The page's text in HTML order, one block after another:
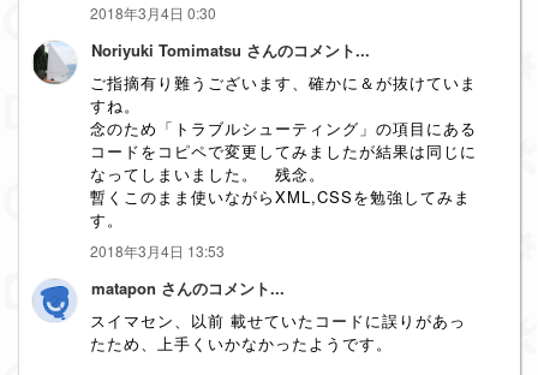
2018年3月4日 0:30
Noriyuki Tomimatsu さんのコメント...
ご指摘有り難うございます、確かに＆が抜けていま
すね。
念のため「トラブルシューティング」の項目にある
コードをコピペで変更してみましたが結果は同じに
なってしまいました。 残念。
暫くこのまま使いながらXML,CSSを勉強してみま
す。
2018年3月4日 13:53
matapon さんのコメント...
スイマセン、以前 載せていたコードに誤りがあっ
たため、上手くいかなかったようです。